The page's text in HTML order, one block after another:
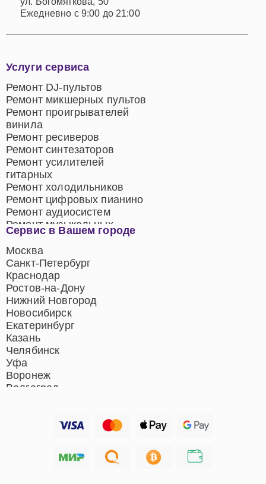
Ежедневно с 9:00 до 21:00
Сервис в Вашем городе
Москва
Санкт-Петербург
Краснодар
Ростов-на-Дону
Нижний Новгород
Новосибирск
Екатеринбург
Казань
Челябинск
Уфа
Воронеж
Волгоград
Хабаровск
Услуги сервиса
Ремонт DJ-пультов
Ремонт микшерных пультов
Ремонт проигрывателей
винила
Ремонт ресиверов
Ремонт синтезаторов
Ремонт усилителей
гитарных
Ремонт холодильников
Ремонт цифровых пианино
Ремонт аудиосистем
Ремонт музыкальных
центров
Ремонт домашних
кинотеатров
Ремонт микрофонов
Ремонт акустических
систем